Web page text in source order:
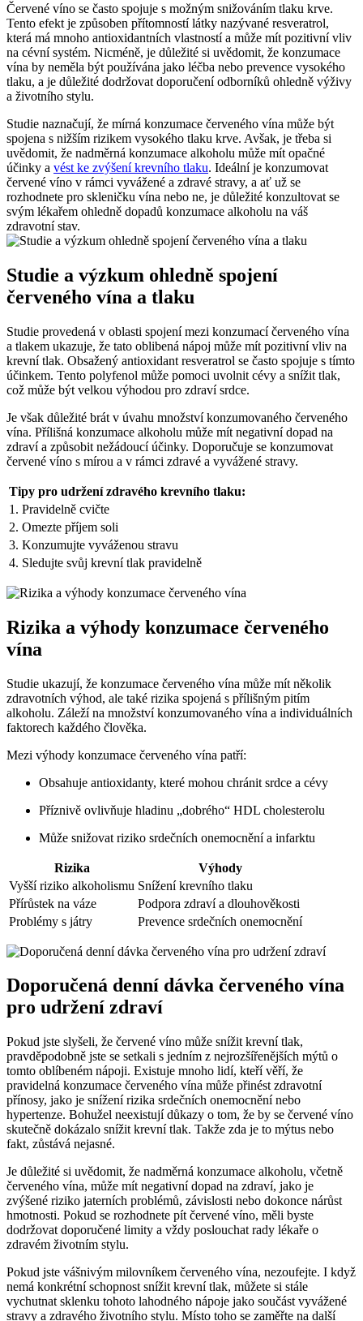
Červené víno se často spojuje s možným snižováním tlaku krve.
Tento efekt je způsoben přítomností látky nazývané resveratrol,
která má mnoho antioxidantních vlastností a může mít pozitivní vliv
na cévní systém. Nicméně, je důležité si uvědomit, že konzumace
vína by neměla být používána jako léčba nebo prevence vysokého
tlaku, a je důležité dodržovat doporučení odborníků ohledně výživy
a životního stylu.
Studie naznačují, že mírná konzumace červeného vína může být
spojena s nižším rizikem vysokého tlaku krve. Avšak, je třeba si
uvědomit, že nadměrná konzumace alkoholu může mít opačné
účinky a vést ke zvýšení krevního tlaku. Ideální je konzumovat
červené víno v rámci vyvážené a zdravé stravy, a ať už se
rozhodnete pro skleničku vína nebo ne, je důležité konzultovat se
svým lékařem ohledně dopadů konzumace alkoholu na váš
zdravotní stav.
Studie a výzkum ohledně spojení
červeného vína a tlaku
Studie provedená v oblasti spojení mezi konzumací červeného vína
a tlakem ukazuje, že tato oblibená nápoj může mít pozitivní vliv na
krevní tlak. Obsažený antioxidant resveratrol se často spojuje s tímto
účinkem. Tento polyfenol může pomoci uvolnit cévy a snížit tlak,
což může být velkou výhodou pro zdraví srdce.
Je však důležité brát v úvahu množství konzumovaného červeného
vína. Přílišná konzumace alkoholu může mít negativní dopad na
zdraví a způsobit nežádoucí účinky. Doporučuje se konzumovat
červené víno s mírou a v rámci zdravé a vyvážené stravy.
Tipy pro udržení zdravého krevního tlaku:
1. Pravidelně cvičte
2. Omezte příjem soli
3. Konzumujte vyváženou stravu
4. Sledujte svůj krevní tlak pravidelně
Rizika a výhody konzumace červeného
vína
Studie ukazují, že konzumace červeného vína může mít několik
zdravotních výhod, ale také rizika spojená s přílišným pitím
alkoholu. Záleží na množství konzumovaného vína a individuálních
faktorech každého člověka.
Mezi výhody konzumace červeného vína patří:
Obsahuje antioxidanty, které mohou chránit srdce a cévy
Příznivě ovlivňuje hladinu „dobrého“ HDL cholesterolu
Může snižovat riziko srdečních onemocnění a infarktu
Rizika
Výhody
Vyšší riziko alkoholismu Snížení krevního tlaku
Přírůstek na váze
Podpora zdraví a dlouhověkosti
Problémy s játry
Prevence srdečních onemocnění
Doporučená denní dávka červeného vína
pro udržení zdraví
Pokud jste slyšeli, že červené víno může snížit krevní tlak,
pravděpodobně jste se setkali s jedním z nejrozšířenějších mýtů o
tomto oblíbeném nápoji. Existuje mnoho lidí, kteří věří, že
pravidelná konzumace červeného vína může přinést zdravotní
přínosy, jako je snížení rizika srdečních onemocnění nebo
hypertenze. Bohužel neexistují důkazy o tom, že by se červené víno
skutečně dokázalo snížit krevní tlak. Takže zda je to mýtus nebo
fakt, zůstává nejasné.
Je důležité si uvědomit, že nadměrná konzumace alkoholu, včetně
červeného vína, může mít negativní dopad na zdraví, jako je
zvýšené riziko jaterních problémů, závislosti nebo dokonce nárůst
hmotnosti. Pokud se rozhodnete pít červené víno, měli byste
dodržovat doporučené limity a vždy poslouchat rady lékaře o
zdravém životním stylu.
Pokud jste vášnivým milovníkem červeného vína, nezoufejte. I když
nemá konkrétní schopnost snížit krevní tlak, můžete si stále
vychutnat sklenku tohoto lahodného nápoje jako součást vyvážené
stravy a zdravého životního stylu. Místo toho se zaměřte na další